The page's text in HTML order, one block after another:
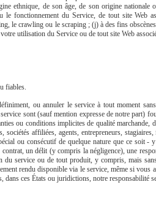
ethnique, de son âge, de son origine
fonctionnement du Service, de tout site
le crawling ou le scraping ; (j) à des fins
utilisation du Service ou de tout site Web
fiables.
ou annuler le service à tout moment
sont (sauf mention expresse de notre part)
ou conditions implicites de qualité marchande,
affiliées, agents, entrepreneurs,
ou consécutif de quelque nature que ce soit
un délit (y compris la négligence), une
service ou de tout produit, y compris, mais
rendu disponible via le service, même si vous
ces États ou juridictions, notre responsabilité